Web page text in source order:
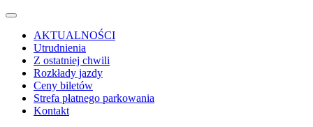
AKTUALNOŚCI
Utrudnienia
Z ostatniej chwili
Rozkłady jazdy
Ceny biletów
Strefa płatnego parkowania
Kontakt